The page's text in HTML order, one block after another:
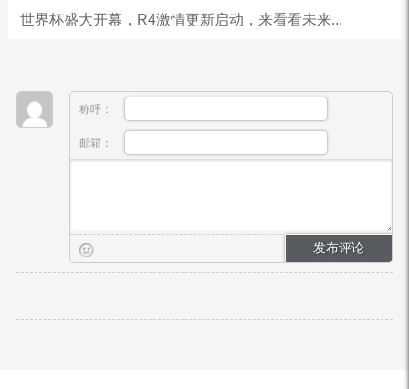
世界杯盛大开幕，R4激情更新启动，来看看未来...
称呼：
邮箱：